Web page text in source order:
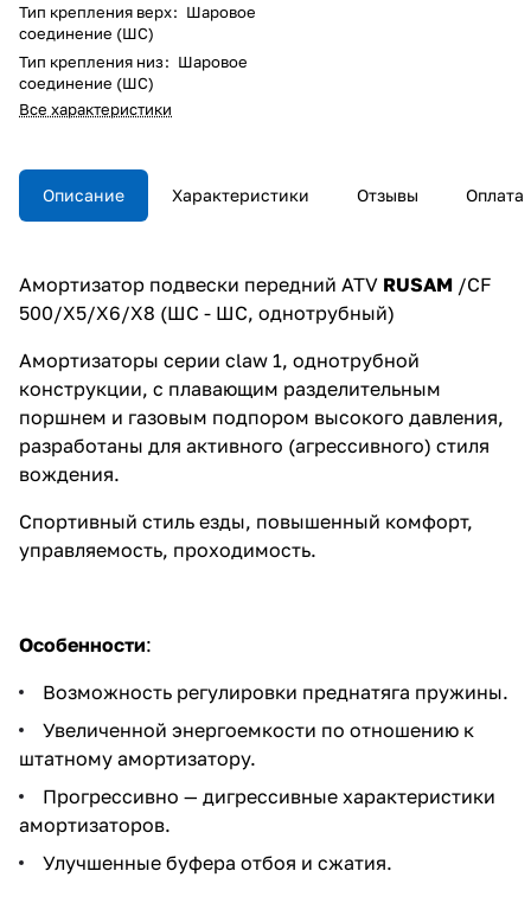
Тип крепления верх: Шаровое
соединение (ШС)
Тип крепления низ: Шаровое
соединение (ШС)
Все характеристики
Описание Характеристики Отзывы Оплата
Амортизатор подвески передний ATV RUSAM /CF
500/Х5/X6/Х8 (ШС - ШС, однотрубный)
Амортизаторы серии claw 1, однотрубной
конструкции, с плавающим разделительным
поршнем и газовым подпором высокого давления,
разработаны для активного (агрессивного) стиля
вождения.
Спортивный стиль езды, повышенный комфорт,
управляемость, проходимость.
Особенности:
Возможность регулировки преднатяга пружины.
Увеличенной энергоемкости по отношению к
штатному амортизатору.
Прогрессивно — дигрессивные характеристики
амортизаторов.
Улучшенные буфера отбоя и сжатия.